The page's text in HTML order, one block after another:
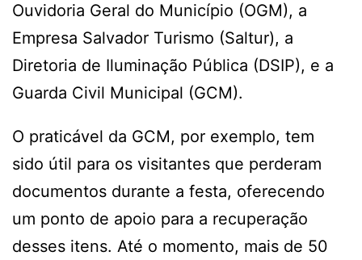
Ouvidoria Geral do Município (OGM), a
Empresa Salvador Turismo (Saltur), a
Diretoria de Iluminação Pública (DSIP), e a
Guarda Civil Municipal (GCM).
O praticável da GCM, por exemplo, tem
sido útil para os visitantes que perderam
documentos durante a festa, oferecendo
um ponto de apoio para a recuperação
desses itens. Até o momento, mais de 50